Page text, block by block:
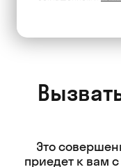
Это
приедет к вам